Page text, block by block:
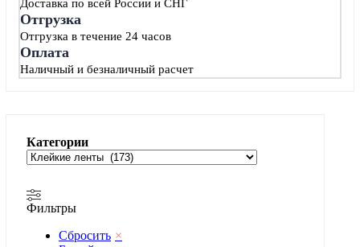
Доставка по всей России и СНГ
Отгрузка
Отгрузка в течение 24 часов
Оплата
Наличный и безналичный расчет
Категории
Фильтры
Сбросить ×